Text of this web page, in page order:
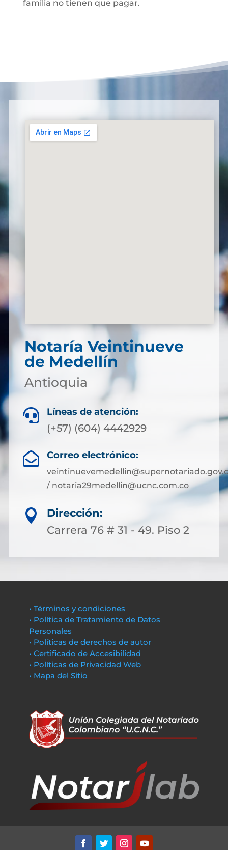
familia no tienen que pagar.
Notaría Veintinueve
de Medellín
Antioquia
 Líneas de atención:
(+57) (604) 4442929
 Correo electrónico:
/ notaria29medellin@ucnc.com.co

Dirección:
Carrera 76 # 31 - 49. Piso 2
• Términos y condiciones
• Política de Tratamiento de Datos
Personales
• Políticas de derechos de autor
• Certificado de Accesibilidad
• Políticas de Privacidad Web
• Mapa del Sitio